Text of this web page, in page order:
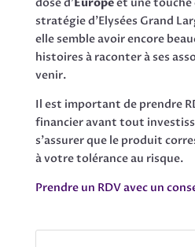
stratégie d’Elysées Grand
elle semble avoir encore
histoires à raconter à ses
venir.
Il est important de prendre
financier avant tout
s’assurer que le produit
à votre tolérance au risque.
Prendre un RDV avec un